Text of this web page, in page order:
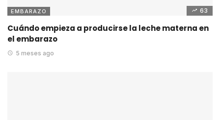
EMBARAZO 63
Cuándo empieza a producirse la leche materna en
el embarazo
5 meses ago